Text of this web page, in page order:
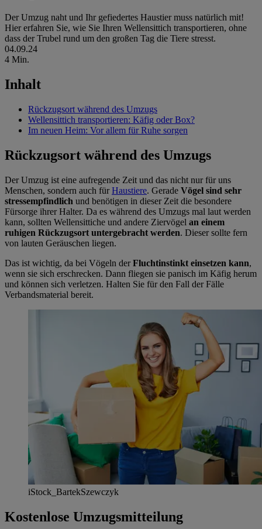
Der Umzug naht und Ihr gefiedertes Haustier muss natürlich mit!
Hier erfahren Sie, wie Sie Ihren Wellensittich transportieren, ohne
dass der Trubel rund um den großen Tag die Tiere stresst.
04.09.24
4 Min.
Inhalt
Rückzugsort während des Umzugs
Wellensittich transportieren: Käfig oder Box?
Im neuen Heim: Vor allem für Ruhe sorgen
Rückzugsort während des Umzugs
Der Umzug ist eine aufregende Zeit und das nicht nur für uns
Menschen, sondern auch fürHaustiere. Gerade Vögel sind sehr
stressempfindlich und benötigen in dieser Zeit die besondere
Fürsorge ihrer Halter. Da es während des Umzugs mal laut werden
kann, sollten Wellensittiche und andere Ziervögel an einem
ruhigen Rückzugsort untergebracht werden. Dieser sollte fern
von lauten Geräuschen liegen.
Das ist wichtig, da bei Vögeln derFluchtinstinkt einsetzen kann,
wenn sie sich erschrecken. Dann fliegen sie panisch im Käfig herum
und können sich verletzen. Halten Sie für den Fall der Fälle
Verbandsmaterial bereit.
iStock_BartekSzewczyk
Kostenlose Umzugsmitteilung